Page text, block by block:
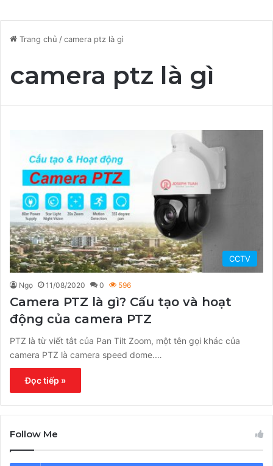
Trang chủ /camera ptz là gì
camera ptz là gì
CCTV
Ngọ 11/08/2020 0 596
Camera PTZ là gì? Cấu tạo và hoạt
động của camera PTZ
PTZ là từ viết tắt của Pan Tilt Zoom, một tên gọi khác của
camera PTZ là camera speed dome.…
Đọc tiếp »
Follow Me